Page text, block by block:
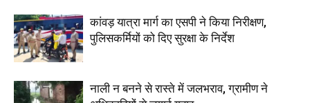
कांवड़ यात्रा मार्ग का एसपी ने किया निरीक्षण,
पुलिसकर्मियों को दिए सुरक्षा के निर्देश
नाली न बनने से रास्ते में जलभराव, ग्रामीण ने